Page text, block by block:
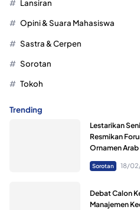
Lansiran
Opini & Suara Mahasiswa
Sastra & Cerpen
Sorotan
Tokoh
Trending
Lestarikan
Resmikan
Ornamen Arab
Sorotan 18/
Debat Calon
Manajemen